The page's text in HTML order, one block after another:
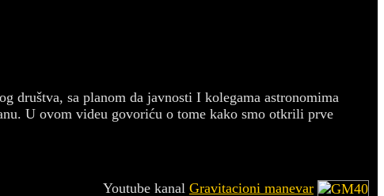
društva, sa planom da javnosti I kolegama astronomima
U ovom videu govoriću o tome kako smo otkrili prve
Youtube kanal Gravitacioni manevar